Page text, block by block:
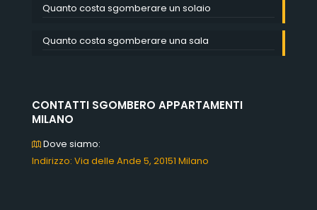
Quanto costa sgomberare un solaio
Quanto costa sgomberare una sala
CONTATTI SGOMBERO APPARTAMENTI
MILANO
Dove siamo:
Indirizzo: Via delle Ande 5, 20151 Milano